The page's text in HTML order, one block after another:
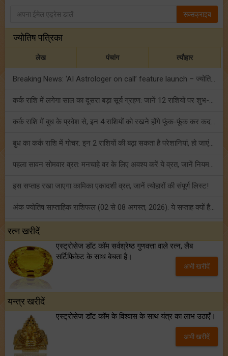
सब्सक्राइब
ज्योतिष पत्रिका
लेख पंचांग त्यौहार
Breaking News: ‘AI Astrologer on call’ feature launch – ज्योतिष में नया इनोवेशन
कर्क राशि में लगेगा साल का दूसरा बड़ा सूर्य ग्रहण: जानें 12 राशियों पर शुभ-अशुभ प्रभाव!
कर्क राशि में बुध के प्रवेश से, इन 4 राशियों को रखने होंगे फूंक-फूंक कर कदम!
बुध का कर्क राशि में गोचर: इन 2 राशियों की बढ़ा सकता है परेशानियां, हो जाएं सावधान!
पहला सावन सोमवार व्रत: मनचाहे वर के लिए अवश्य करें ये व्रत, जानें नियम एवं पूजा विधि!
इस सप्ताह रखा जाएगा कामिका एकादशी व्रत, जानें त्योहारों की संपूर्ण लिस्ट!
अंक ज्योतिष साप्ताहिक राशिफल (02 से 08 अगस्त, 2026): ये सप्ताह क्यों है खास?
शनि साढ़े साती और ढैय्या से परेशान हैं? शनि कृपा के लिए अवश्य करें शनिवार व्रत!
रत्न खरीदें
एस्ट्रोसेज डॉट कॉम सर्वश्रेष्ठ गुणवत्ता वाले रत्न, लैब
सर्टिफिकेट के साथ बेचता है।
अभी खरीदें
यन्त्र खरीदें
एस्ट्रोसेज डॉट कॉम के विश्वास के साथ यंत्र का लाभ उठाएँ।
अभी खरीदें